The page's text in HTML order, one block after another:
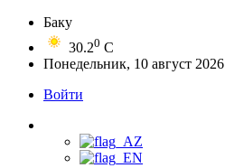
Баку
30.20 C
Понедельник, 10 август 2026
Войти